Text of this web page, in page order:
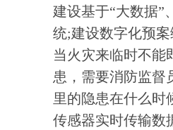
建设基于“大数据”
统;建设数字化预
当火灾来临时不能
患，需要消防监督
里的隐患在什么时
传感器实时传输数